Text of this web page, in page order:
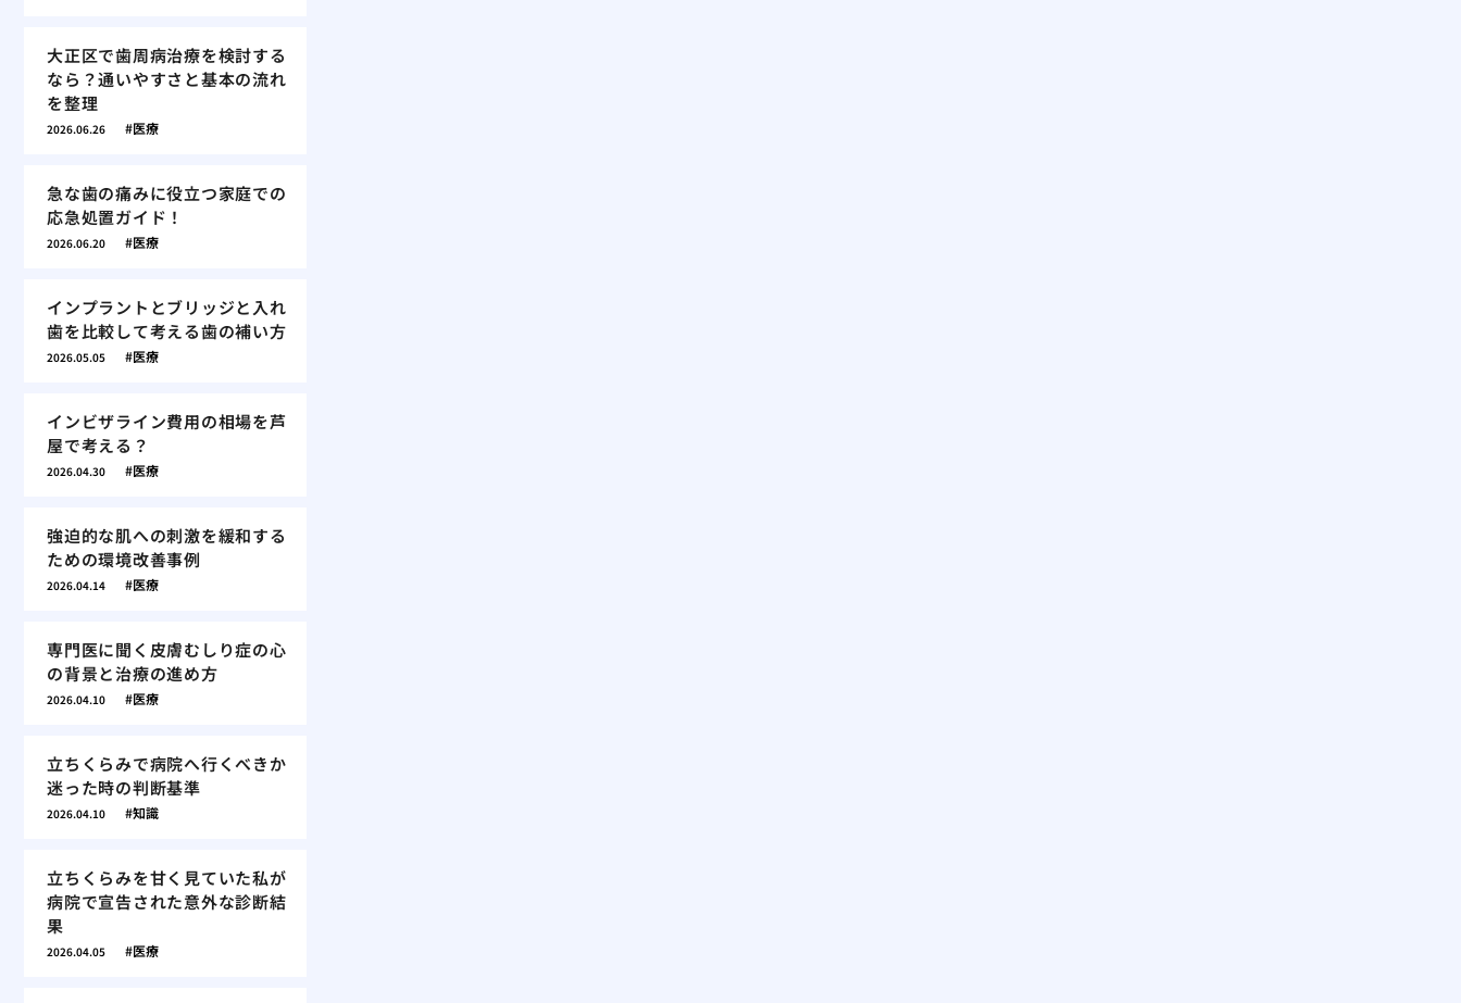
大正区で歯周病治療を検討する
なら？通いやすさと基本の流れ
を整理
2026.06.26 医療
急な歯の痛みに役立つ家庭での
応急処置ガイド！
2026.06.20 医療
インプラントとブリッジと入れ
歯を比較して考える歯の補い方
2026.05.05 医療
インビザライン費用の相場を芦
屋で考える？
2026.04.30 医療
強迫的な肌への刺激を緩和する
ための環境改善事例
2026.04.14 医療
専門医に聞く皮膚むしり症の心
の背景と治療の進め方
2026.04.10 医療
立ちくらみで病院へ行くべきか
迷った時の判断基準
2026.04.10 知識
立ちくらみを甘く見ていた私が
病院で宣告された意外な診断結
果
2026.04.05 医療